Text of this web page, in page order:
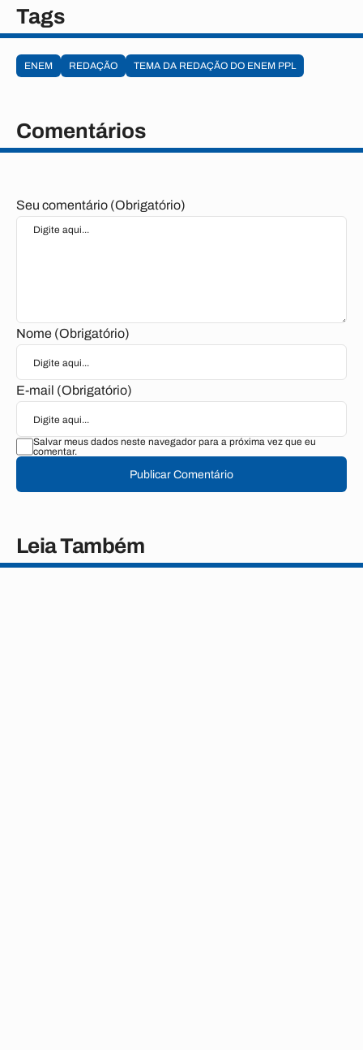
Tags
ENEM REDAÇÃO TEMA DA REDAÇÃO DO ENEM PPL
Comentários
Seu comentário (Obrigatório)
Nome (Obrigatório)
E-mail (Obrigatório)
Salvar meus dados neste navegador para a próxima vez que eu
comentar.
Publicar Comentário
Leia Também